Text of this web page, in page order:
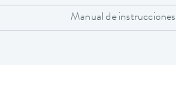
Manual de instrucciones